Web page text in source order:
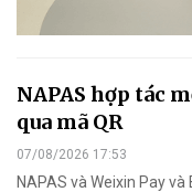
NAPAS hợp tác
qua mã QR
07/08/2026 17:53
NAPAS và Weixin Pay